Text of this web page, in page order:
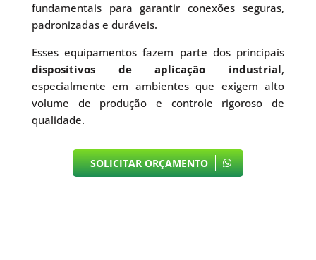
fundamentais para garantir conexões seguras,
padronizadas e duráveis.
Esses equipamentos fazem parte dos principais
dispositivos de aplicação industrial,
especialmente em ambientes que exigem alto
volume de produção e controle rigoroso de
qualidade.
SOLICITAR ORÇAMENTO